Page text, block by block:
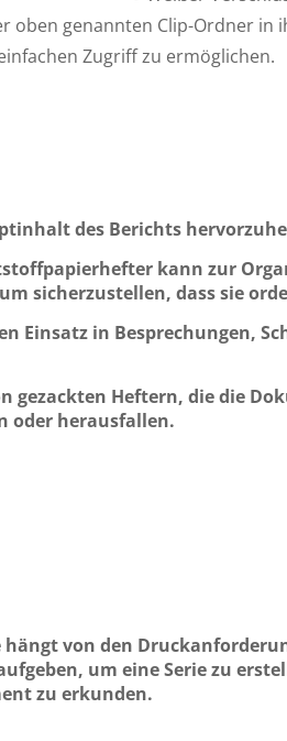
oben genannten Clip-Ordner in
Zugriff zu ermöglichen.
des Berichts
kann zur
sicherzustellen, dass sie
Einsatz in Besprechungen,
gezackten Heftern, die die
oder herausfallen.
von den
um eine Serie zu
zu erkunden.